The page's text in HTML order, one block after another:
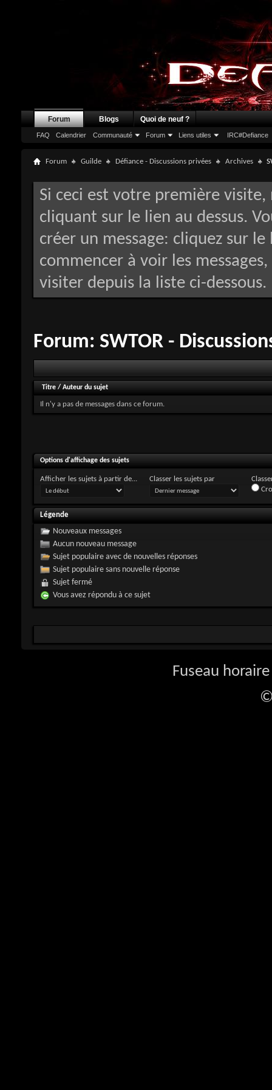
Forum
FAQ Calendrier Communauté Forum Liens utiles IRC#Defiance
Blogs Quoi de neuf ?
Forum Guilde Défiance - Discussions privées Archives
Si ceci est votre première
cliquant sur le lien au dessus.
créer un message: cliquez sur
commencer à voir les
visiter depuis la liste ci-dessous.
Forum: SWTOR -
Titre / Auteur du sujet
Il n'y a pas de messages dans ce forum.
Options d'affichage des sujets
Afficher les sujets à partir de... Classer les sujets par
Légende
Nouveaux messages
Aucun nouveau message
Sujet populaire avec de nouvelles réponses
Sujet populaire sans nouvelle réponse
Sujet fermé
Vous avez répondu à ce sujet
Fuseau